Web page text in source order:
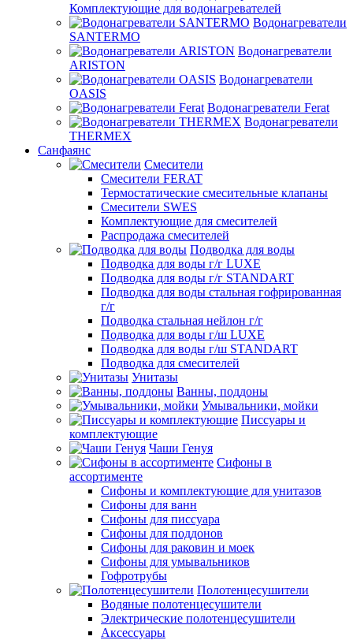
Комплектующие для водонагревателей
Водонагреватели
SANTERMO
Водонагреватели
ARISTON
Водонагреватели
OASIS
Водонагреватели Ferat
Водонагреватели
THERMEX
Санфаянс
Смесители
Смесители FERAT
Термостатические смесительные клапаны
Смесители SWES
Комплектующие для смесителей
Распродажа смесителей
Подводка для воды
Подводка для воды г/г LUXE
Подводка для воды г/г STANDART
Подводка для воды стальная гофрированная
г/г
Подводка стальная нейлон г/г
Подводка для воды г/ш LUXE
Подводка для воды г/ш STANDART
Подводка для смесителей
Унитазы
Ванны, поддоны
Умывальники, мойки
Писсуары и
комплектующие
Чаши Генуя
Сифоны в
ассортименте
Сифоны и комплектующие для унитазов
Сифоны для ванн
Сифоны для писсуара
Сифоны для поддонов
Сифоны для раковин и моек
Сифоны для умывальников
Гофротрубы
Полотенцесушители
Водяные полотенцесушители
Электрические полотенцесушители
Аксессуары